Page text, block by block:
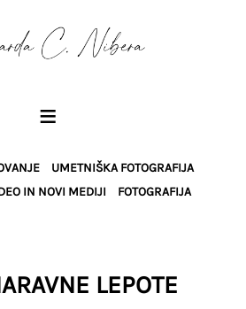
≡
UMETNIŠKA FOTOGRAFIJA
IN NOVI MEDIJI FOTOGRAFIJA
LEPOTE